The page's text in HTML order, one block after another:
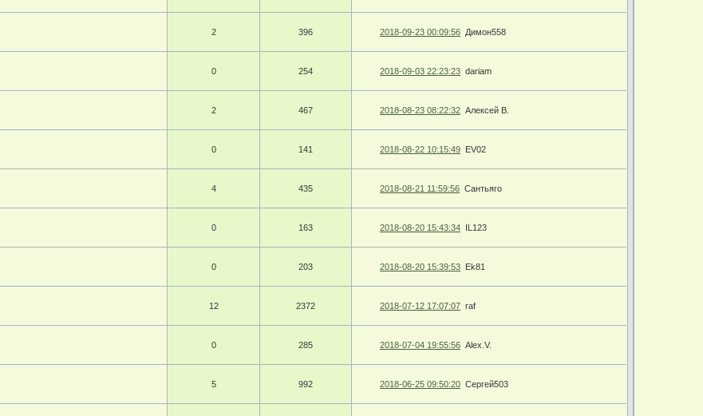
2
396 2018-09-23 00:09:56 Димон558
0
254 2018-09-03 22:23:23 dariam
2
467 2018-08-23 08:22:32 Алексей В.
0
141 2018-08-22 10:15:49 EV02
4
435 2018-08-21 11:59:56 Сантьяго
0
163 2018-08-20 15:43:34 IL123
0
203 2018-08-20 15:39:53 Ek81
12
2372 2018-07-12 17:07:07 raf
0
285 2018-07-04 19:55:56 Alex.V.
5
992 2018-06-25 09:50:20 Сергей503